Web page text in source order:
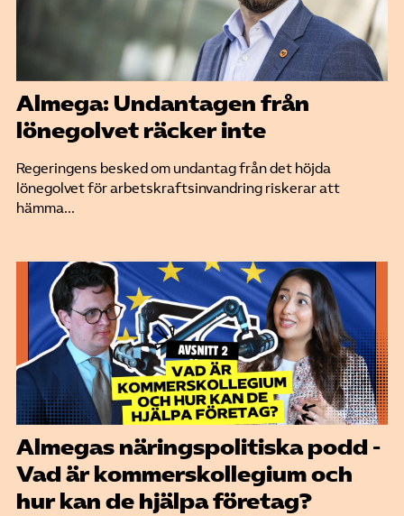
Almega: Undantagen från
lönegolvet räcker inte
Regeringens besked om undantag från det höjda
lönegolvet för arbetskraftsinvandring riskerar att
hämma...
Almegas näringspolitiska podd -
Vad är kommerskollegium och
hur kan de hjälpa företag?